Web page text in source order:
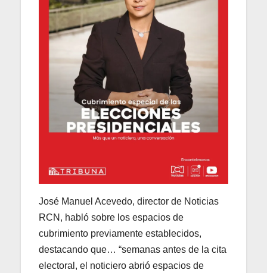
José Manuel Acevedo, director de Noticias
RCN, habló sobre los espacios de
cubrimiento previamente establecidos,
destacando que… “semanas antes de la cita
electoral, el noticiero abrió espacios de